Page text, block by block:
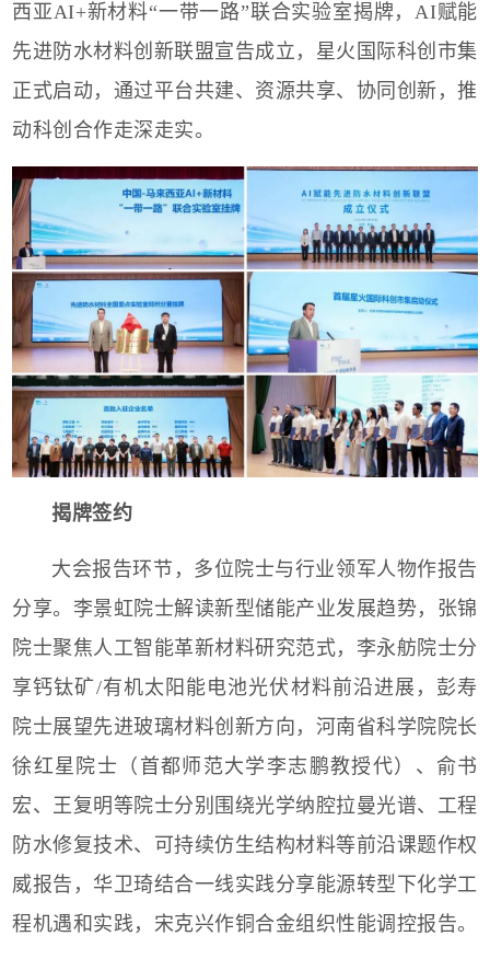
西亚AI+新材料“一带一路”联合实验室揭牌，AI赋能
先进防水材料创新联盟宣告成立 ，星火国际科创市集
正式启动，通过平台共建、资源共享、协同创新，推
动科创合作走深走实。
揭牌签约
大会报告环节，多位院士与行业领军人物作报告
分享。李景虹院士解读新型储能产业发展趋势，张锦
院士聚焦人工智能革新材料研究范式，李永舫院士分
享钙钛矿/有机太阳能电池光伏材料前沿进展，彭寿
院士展望先进玻璃材料创新方向， 河南省科学院院长
徐红星院士（首都师范大学李志鹏教授代）、俞书
宏、王复明等院士分别围绕光学纳腔拉曼光谱、工程
防水修复技术、可持续仿生结构材料等前沿课题作权
威报告，华卫琦结合一线实践分享能源转型下化学工
程机遇和实践，宋克兴作铜合金组织性能调控报告。